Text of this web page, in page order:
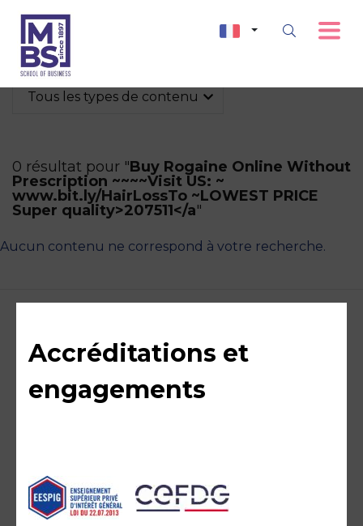
Tous les types de contenu
0 résultat pour "Buy Rogaine Online Without
Prescription ~~~~Visit US: ~
www.bit.ly/HairLossTo ~LOWEST PRICE
Super quality>207511</a"
Aucun contenu ne correspond à votre recherche.
Accréditations et
engagements